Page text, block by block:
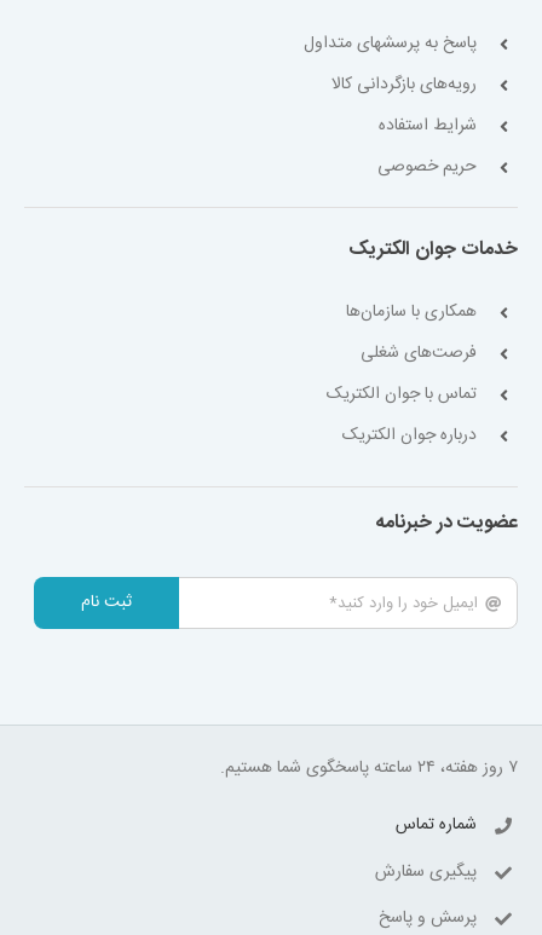
پاسخ به پرسشهای متداول
رویه‌های بازگردانی کالا
شرایط استفاده
حریم خصوصی
خدمات جوان الکتریک
همکاری با سازمان‌ها
فرصت‌های شغلی
تماس با جوان الکتریک
درباره جوان الکتریک
عضویت در خبرنامه
ثبت نام
۷ روز هفته، ۲۴ ساعته پاسخگوی شما هستیم.
شماره تماس
پیگیری سفارش
پرسش و پاسخ